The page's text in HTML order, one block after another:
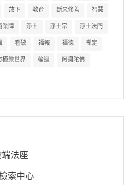
放下 教育 斷惡修善 智慧
業障 淨土 淨土宗 淨土法門
看破 福報 福德 禪定
極樂世界 輪迴 阿彌陀佛
法座
索中心